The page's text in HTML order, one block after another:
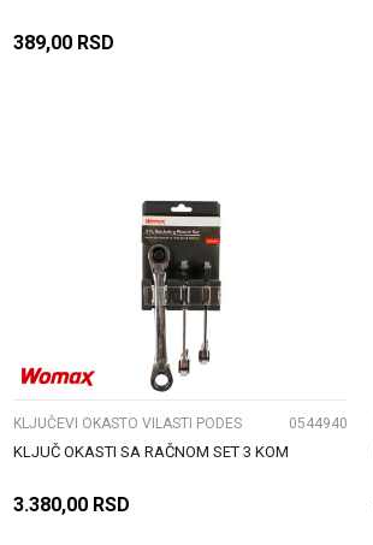
389,00 RSD
UPOREDI
KLJUČEVI OKASTO VILASTI PODES 0544940
KLJUČ OKASTI SA RAČNOM SET 3 KOM
3.380,00 RSD